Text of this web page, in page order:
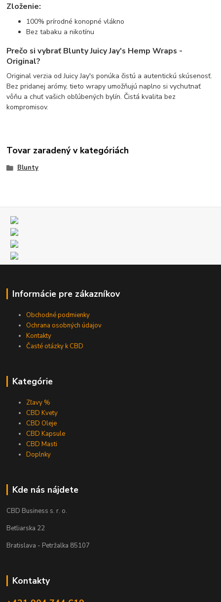
Zloženie:
100% prírodné konopné vlákno
Bez tabaku a nikotínu
Prečo si vybrať Blunty Juicy Jay's Hemp Wraps -
Original?
Original verzia od Juicy Jay's ponúka čistú a autentickú skúsenosť.
Bez pridanej arómy, tieto wrapy umožňujú naplno si vychutnať
vôňu a chuť vašich obľúbených bylín. Čistá kvalita bez
kompromisov.
Tovar zaradený v kategóriách
Blunty
Informácie pre zákazníkov
Obchodné podmienky
Ochrana osobných údajov
Kontakty
Časté otázky k CBD
Kategórie
Zľavy %
CBD Kvety
CBD Oleje
CBD Kapsule
CBD Masti
Doplnky
Kde nás nájdete
CBD Business s. r. o.
Betliarska 22
Bratislava - Petržalka 85107
Kontakty